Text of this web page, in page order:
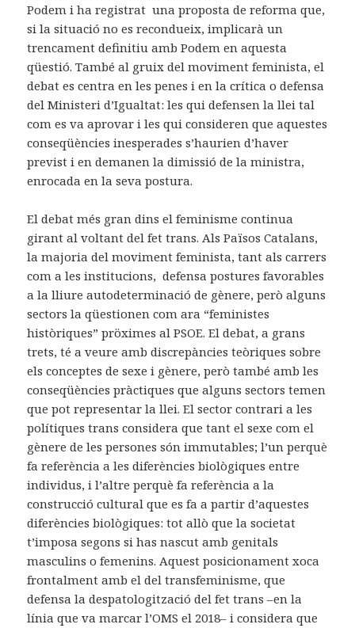
Podem i ha registrat una proposta de reforma que,
si la situació no es recondueix, implicarà un
trencament definitiu amb Podem en aquesta
qüestió. També al gruix del moviment feminista, el
debat es centra en les penes i en la crítica o defensa
del Ministeri d’Igualtat: les qui defensen la llei tal
com es va aprovar i les qui consideren que aquestes
conseqüències inesperades s’haurien d’haver
previst i en demanen la dimissió de la ministra,
enrocada en la seva postura.
El debat més gran dins el feminisme continua
girant al voltant del fet trans. Als Països Catalans,
la majoria del moviment feminista, tant als carrers
com a les institucions, defensa postures favorables
a la lliure autodeterminació de gènere, però alguns
sectors la qüestionen com ara “feministes
històriques” pröximes al PSOE. El debat, a grans
trets, té a veure amb discrepàncies teòriques sobre
els conceptes de sexe i gènere, però també amb les
conseqüències pràctiques que alguns sectors temen
que pot representar la llei. El sector contrari a les
polítiques trans considera que tant el sexe com el
gènere de les persones són immutables; l’un perquè
fa referència a les diferències biològiques entre
individus, i l’altre perquè fa referència a la
construcció cultural que es fa a partir d’aquestes
diferències biològiques: tot allò que la societat
t’imposa segons si has nascut amb genitals
masculins o femenins. Aquest posicionament xoca
frontalment amb el del transfeminisme, que
defensa la despatologització del fet trans –en la
línia que va marcar l’OMS el 2018– i considera que